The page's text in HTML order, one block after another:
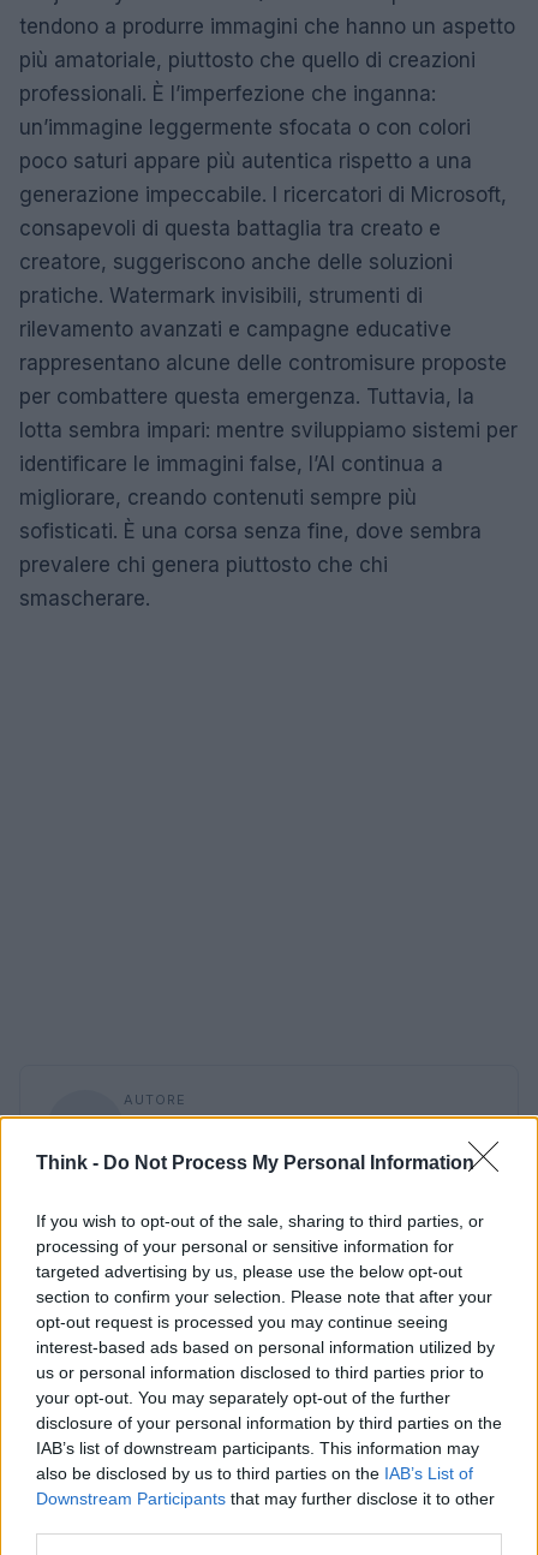
Think - Do Not Process My Personal Information
If you wish to opt-out of the sale, sharing to third parties, or
processing of your personal or sensitive information for
targeted advertising by us, please use the below opt-out
section to confirm your selection. Please note that after your
opt-out request is processed you may continue seeing
interest-based ads based on personal information utilized by
us or personal information disclosed to third parties prior to
your opt-out. You may separately opt-out of the further
disclosure of your personal information by third parties on the
IAB’s list of downstream participants. This information may
also be disclosed by us to third parties on the IAB’s List of
Downstream Participants that may further disclose it to other
tendono a produrre immagini che hanno un aspetto
più amatoriale, piuttosto che quello di creazioni
professionali. È l’imperfezione che inganna:
un’immagine leggermente sfocata o con colori
poco saturi appare più autentica rispetto a una
generazione impeccabile. I ricercatori di Microsoft,
consapevoli di questa battaglia tra creato e
creatore, suggeriscono anche delle soluzioni
pratiche. Watermark invisibili, strumenti di
rilevamento avanzati e campagne educative
rappresentano alcune delle contromisure proposte
per combattere questa emergenza. Tuttavia, la
lotta sembra impari: mentre sviluppiamo sistemi per
identificare le immagini false, l’AI continua a
migliorare, creando contenuti sempre più
sofisticati. È una corsa senza fine, dove sembra
prevalere chi genera piuttosto che chi
smascherare.
AUTORE
Staff